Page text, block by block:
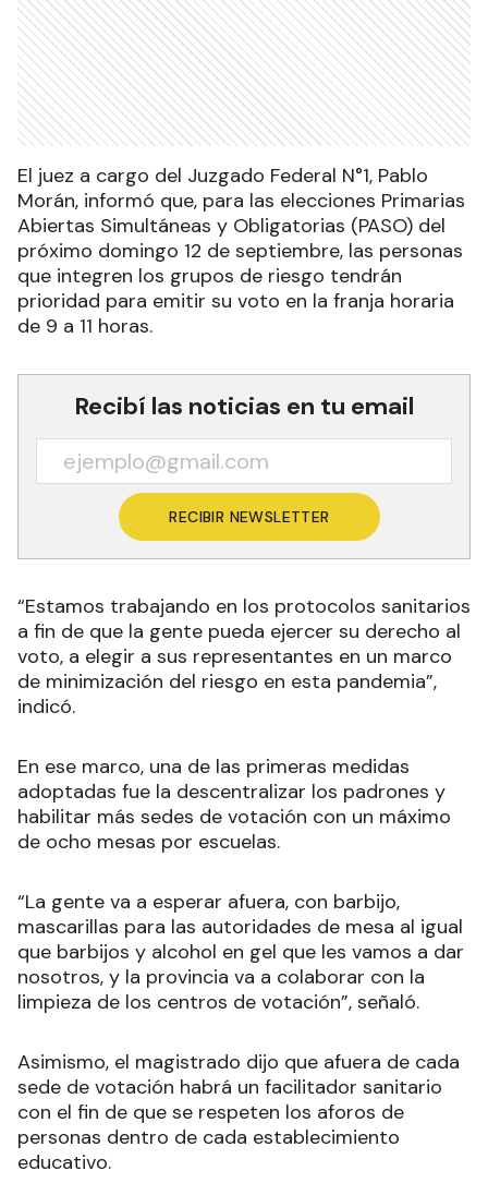
El juez a cargo del Juzgado Federal N°1, Pablo
Morán, informó que, para las elecciones Primarias
Abiertas Simultáneas y Obligatorias (PASO) del
próximo domingo 12 de septiembre, las personas
que integren los grupos de riesgo tendrán
prioridad para emitir su voto en la franja horaria
de 9 a 11 horas.
Recibí las noticias en tu email
RECIBIR NEWSLETTER
“Estamos trabajando en los protocolos sanitarios
a fin de que la gente pueda ejercer su derecho al
voto, a elegir a sus representantes en un marco
de minimización del riesgo en esta pandemia”,
indicó.
En ese marco, una de las primeras medidas
adoptadas fue la descentralizar los padrones y
habilitar más sedes de votación con un máximo
de ocho mesas por escuelas.
“La gente va a esperar afuera, con barbijo,
mascarillas para las autoridades de mesa al igual
que barbijos y alcohol en gel que les vamos a dar
nosotros, y la provincia va a colaborar con la
limpieza de los centros de votación”, señaló.
Asimismo, el magistrado dijo que afuera de cada
sede de votación habrá un facilitador sanitario
con el fin de que se respeten los aforos de
personas dentro de cada establecimiento
educativo.